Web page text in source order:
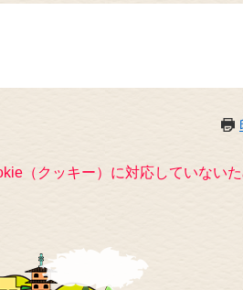
（クッキー）に対応していない